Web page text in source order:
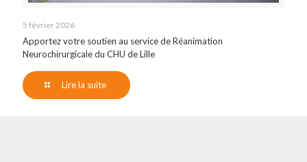
5 février 2026
Apportez votre soutien au service de Réanimation
Neurochirurgicale du CHU de Lille
Lire la suite